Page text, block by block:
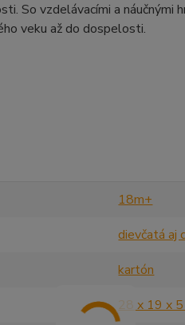
So vzdelávacími a
veku až do dospelosti.
18m+
dievčatá aj
kartón
28 x 19 x 5